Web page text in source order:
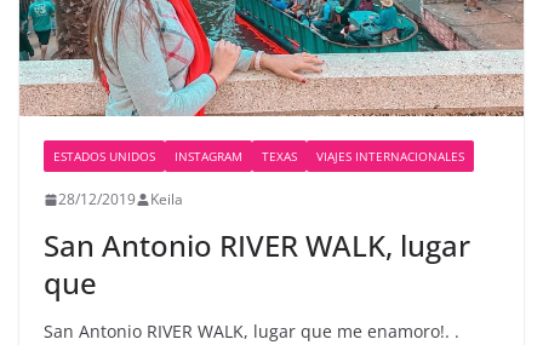
ESTADOS UNIDOS INSTAGRAM TEXAS VIAJES INTERNACIONALES
28/12/2019 Keila
San Antonio RIVER WALK, lugar
que
San Antonio RIVER WALK, lugar que me enamoro!. .